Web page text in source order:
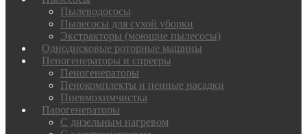
Пылеводососы
Пылесосы для сухой уборки
Экстракторы (моющие пылесосы)
Однодисковые роторные машины
Пеногенераторы и спрееры
Пеногенераторы
Пенокомплекты и пенные насадки
Пневмохимчистка
Парогенераторы
С дизельным нагревом